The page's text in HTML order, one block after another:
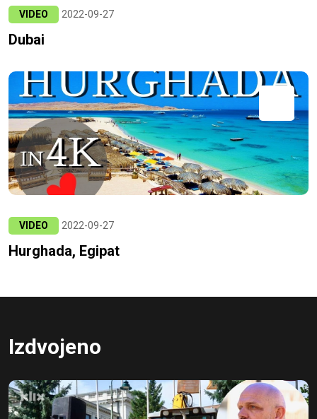
VIDEO 2022-09-27
Dubai
VIDEO 2022-09-27
Hurghada, Egipat
Izdvojeno